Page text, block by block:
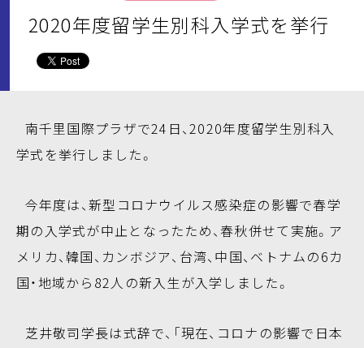
2020年度留学生別科入学式を挙行
南千里国際プラザで24日、2020年度留学生別科入
学式を挙行しました。
今年度は、新型コロナウイルス感染症の影響で春学
期の入学式が中止となったため、春秋併せて実施。ア
メリカ、韓国、カンボジア、台湾、中国、ベトナムの6カ
国・地域から82人の新入生が入学しました。
芝井敬司学長は式辞で、「現在、コロナの影響で日本